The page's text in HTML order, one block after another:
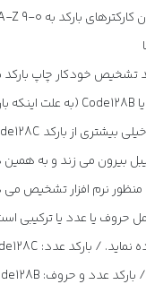
تشخیص خودکار چاپ
بیرون می زند و به
نرم افزار تشخیص
حروف یا عدد یا ترکیبی